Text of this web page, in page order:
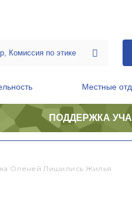
Местные
ПОДДЕРЖКА
Оленей Лишились Жилья